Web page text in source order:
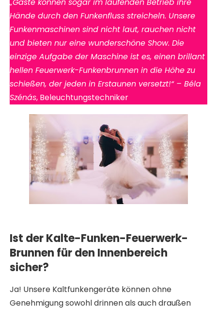
Hände durch den Funkenfluss streicheln. Unsere
Funkenmaschinen sind nicht laut, rauchen nicht
und bieten nur eine wunderschöne Show. Die
einzige Aufgabe der Maschine ist es, einen brillant
hellen Feuerwerk-Funkenbrunnen in die Höhe zu
schießen, der jeden in Erstaunen versetzt!“ – Béla
Szénás, Beleuchtungstechniker
Ist der Kalte-Funken-Feuerwerk-
Brunnen für den Innenbereich
sicher?
Ja! Unsere Kaltfunkengeräte können ohne
Genehmigung sowohl drinnen als auch draußen